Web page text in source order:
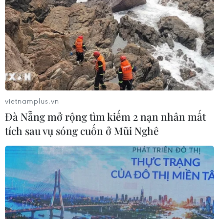
vietnamplus.vn
Đà Nẵng mở rộng tìm kiếm 2 nạn nhân mất
tích sau vụ sóng cuốn ở Mũi Nghê